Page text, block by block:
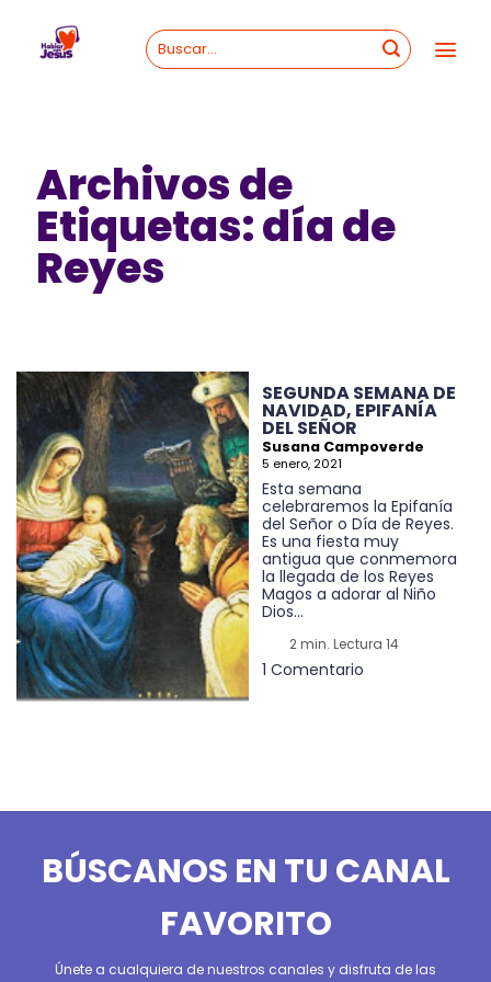
content
Archivos de
Etiquetas:día de
Reyes
SEGUNDA SEMANA DE
NAVIDAD, EPIFANÍA
DEL SEÑOR
Susana Campoverde
5 enero, 2021
Esta semana
celebraremos la Epifanía
del Señor o Día de Reyes.
Es una fiesta muy
antigua que conmemora
la llegada de los Reyes
Magos a adorar al Niño
Dios...
2 min. Lectura 14
1 Comentario
BÚSCANOS EN TU CANAL
FAVORITO
Únete a cualquiera de nuestros canales y disfruta de las